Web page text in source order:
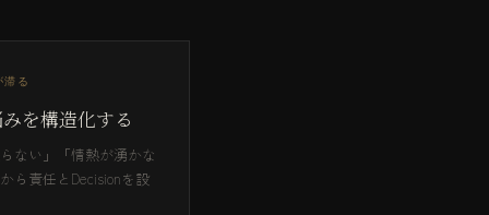
滞る
を構造化する
らない」「情熱が湧かな
ら責任とDecisionを設